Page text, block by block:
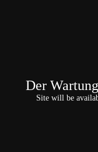
Der
Site will be